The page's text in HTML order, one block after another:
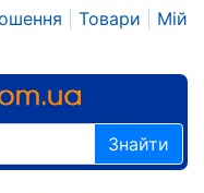
Товари
Мій
Знайти